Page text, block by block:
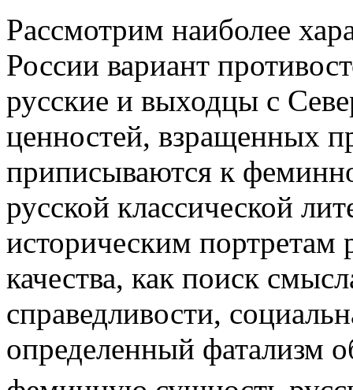
Рассмотрим наиболее
России вариант
русские и выходцы с
ценностей, взращенных
приписываются к
русской классической
историческим портретам
качества, как поиск
справедливости,
определенный фатализм